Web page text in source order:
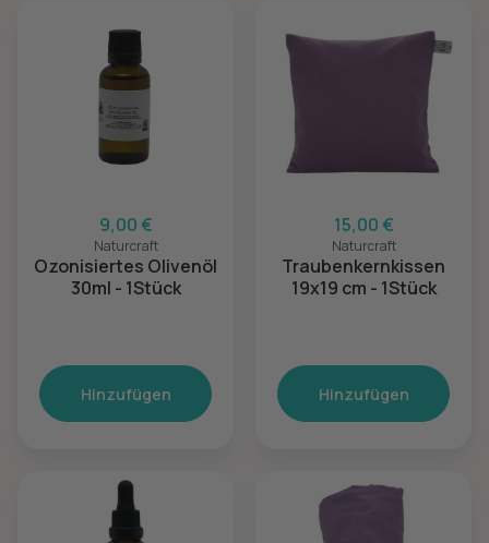
9,00 €
Naturcraft
Ozonisiertes Olivenöl
30ml - 1Stück
Hinzufügen
15,00 €
Naturcraft
Traubenkernkissen
19x19 cm - 1Stück
Hinzufügen